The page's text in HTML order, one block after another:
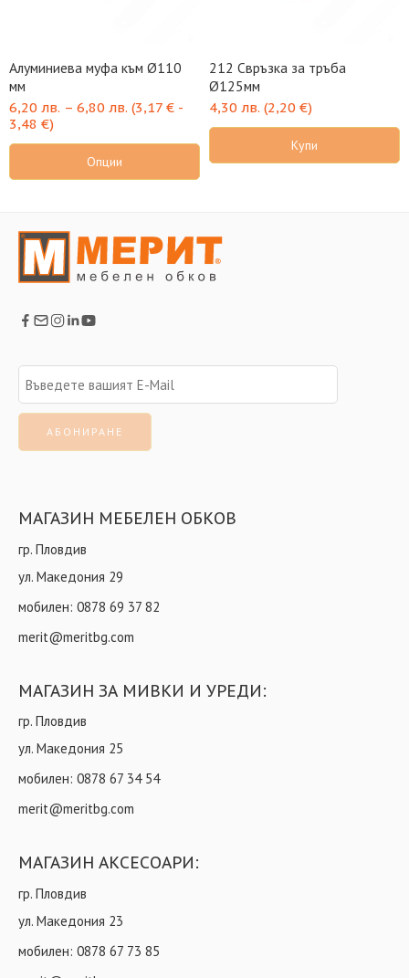
Алуминиева муфа към Ø110
мм
6,20 лв. – 6,80 лв. (3,17 € -
3,48 €)
Опции
212 Свръзка за тръба
Ø125мм
4,30 лв. (2,20 €)
Купи
МАГАЗИН МЕБЕЛЕН ОБКОВ
гр. Пловдив
ул. Македония 29
мобилен: 0878 69 37 82
merit@meritbg.com
МАГАЗИН ЗА МИВКИ И УРЕДИ:
гр. Пловдив
ул. Македония 25
мобилен: 0878 67 34 54
merit@meritbg.com
МАГАЗИН АКСЕСОАРИ:
гр. Пловдив
ул. Македония 23
мобилен: 0878 67 73 85